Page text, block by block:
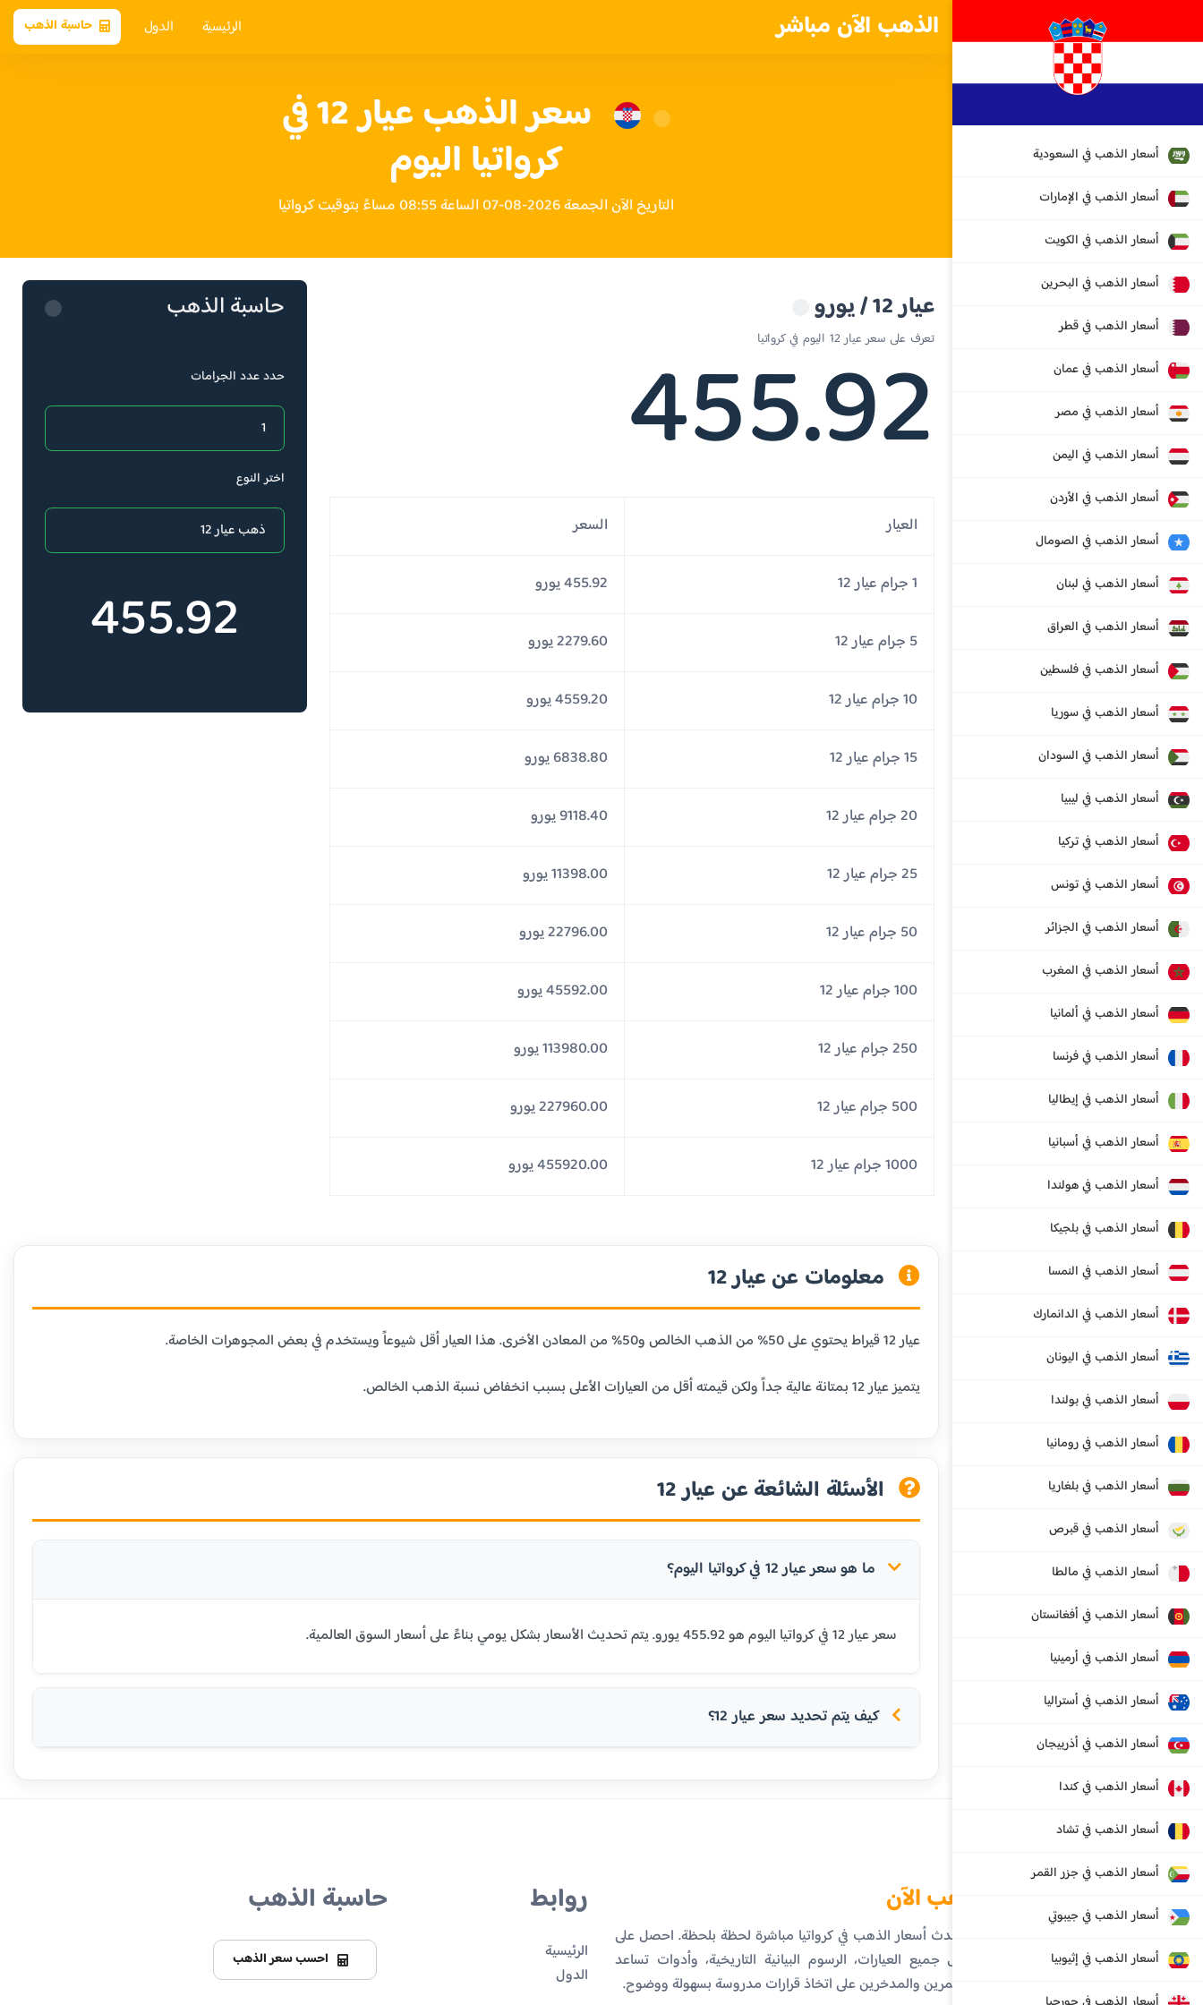
الذهب الآن مباشر الرئيسية الدول حاسبة الذهب
أسعار الذهب في السعودية
أسعار الذهب في الإمارات
أسعار الذهب في الكويت
أسعار الذهب في البحرين
أسعار الذهب في قطر
أسعار الذهب في عمان
أسعار الذهب في مصر
أسعار الذهب في اليمن
أسعار الذهب في الأردن
أسعار الذهب في الصومال
أسعار الذهب في لبنان
أسعار الذهب في العراق
أسعار الذهب في فلسطين
أسعار الذهب في سوريا
أسعار الذهب في السودان
أسعار الذهب في ليبيا
أسعار الذهب في تركيا
أسعار الذهب في تونس
أسعار الذهب في الجزائر
أسعار الذهب في المغرب
أسعار الذهب في ألمانيا
أسعار الذهب في فرنسا
أسعار الذهب في إيطاليا
أسعار الذهب في أسبانيا
أسعار الذهب في هولندا
أسعار الذهب في بلجيكا
أسعار الذهب في النمسا
أسعار الذهب في الدانمارك
أسعار الذهب في اليونان
أسعار الذهب في بولندا
أسعار الذهب في رومانيا
أسعار الذهب في بلغاريا
أسعار الذهب في قبرص
أسعار الذهب في مالطا
أسعار الذهب في أفغانستان
أسعار الذهب في أرمينيا
أسعار الذهب في أستراليا
أسعار الذهب في أذربيجان
أسعار الذهب في كندا
أسعار الذهب في تشاد
أسعار الذهب في جزر القمر
أسعار الذهب في جيبوتي
أسعار الذهب في إثيوبيا
سعر الذهب عيار 12 في
كرواتيا اليوم
التاريخ الآن الجمعة 2026-08-07 الساعة 08:55 مساءً بتوقيت كرواتيا
عيار 12 / يورو
تعرف على سعر عيار 12 اليوم في كرواتيا
455.92
العيار السعر
1 جرام عيار 12 455.92 يورو
5 جرام عيار 12 2279.60 يورو
10 جرام عيار 12 4559.20 يورو
15 جرام عيار 12 6838.80 يورو
20 جرام عيار 12 9118.40 يورو
25 جرام عيار 12 11398.00 يورو
50 جرام عيار 12 22796.00 يورو
100 جرام عيار 12 45592.00 يورو
250 جرام عيار 12 113980.00 يورو
500 جرام عيار 12 227960.00 يورو
1000 جرام عيار 12 455920.00 يورو
حاسبة الذهب
حدد عدد الجرامات
اختر النوع
455.92
معلومات عن عيار 12
عيار 12 قيراط يحتوي على 50% من الذهب الخالص و50% من المعادن الأخرى. هذا العيار أقل شيوعاً ويستخدم في بعض المجوهرات الخاصة.
يتميز عيار 12 بمتانة عالية جداً ولكن قيمته أقل من العيارات الأعلى بسبب انخفاض نسبة الذهب الخالص.
الأسئلة الشائعة عن عيار 12
ما هو سعر عيار 12 في كرواتيا اليوم؟
سعر عيار 12 في كرواتيا اليوم هو 455.92 يورو. يتم تحديث الأسعار بشكل يومي بناءً على أسعار السوق العالمية.
كيف يتم تحديد سعر عيار 12؟
الذهب الآن
تابع أحدث أسعار الذهب في كرواتيا مباشرة لحظة بلحظة. احصل على
تفاصيل جميع العيارات، الرسوم البيانية التاريخية، وأدوات تساعد
المستثمرين والمدخرين على اتخاذ قرارات مدروسة بسهولة ووضوح.
روابط
الرئيسية
الدول
حاسبة الذهب
احسب سعر الذهب